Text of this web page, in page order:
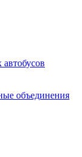
объединения